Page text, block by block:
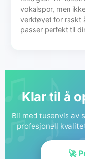
vokalspor, men
verktøyet for raskt
passer perfekt til
Klar til å
Bli med tusenvis av
profesjonell
🚀